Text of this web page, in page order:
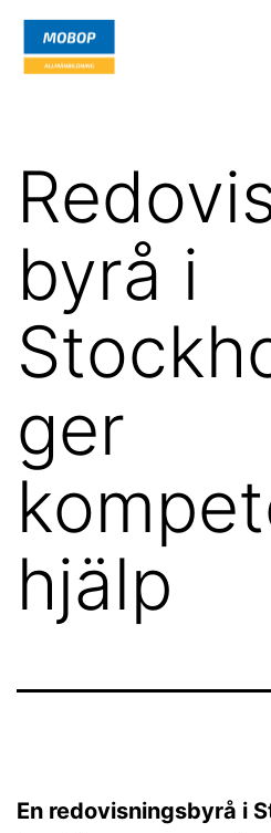
Hoppa
Mobop.org
byrå i
ger
hjälp
En redovisningsbyrå i